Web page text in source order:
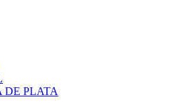
DE PLATA